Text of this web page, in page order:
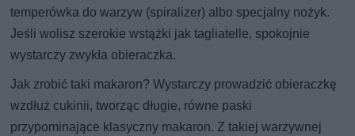
temperówka do warzyw (spiralizer) albo specjalny nożyk.
Jeśli wolisz szerokie wstążki jak tagliatelle, spokojnie
wystarczy zwykła obieraczka.
Jak zrobić taki makaron? Wystarczy prowadzić obieraczkę
wzdłuż cukinii, tworząc długie, równe paski
przypominające klasyczny makaron. Z takiej warzywnej